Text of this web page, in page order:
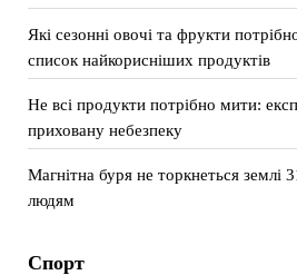
Які сезонні овочі та фрукти
список найкорисніших продуктів
Не всі продукти потрібно мити:
приховану небезпеку
Магнітна буря не торкнеться землі
людям
Спорт